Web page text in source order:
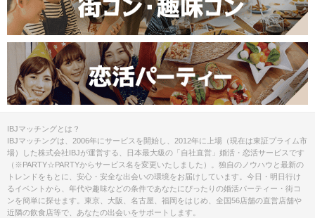
IBJマッチングとは？
IBJマッチングは、2006年にサービスを開始し、2012年に上場（現在は東証プライム市
場）した株式会社IBJが運営する、日本最大級の「自社直営」婚活・恋活サービスです
（※PARTY☆PARTYからサービス名を変更いたしました）。独自のノウハウと最新の
トレンドをもとに、安心・安全な出会いの環境をお届けしています。今日・明日行け
るイベントから、年代や趣味などの条件であなたにぴったりの婚活パーティー・街コ
ンを簡単に探せます。東京、大阪、名古屋、福岡をはじめ、全国56店舗の直営店舗や
近隣の飲食店等で、あなたの出会いをサポートします。